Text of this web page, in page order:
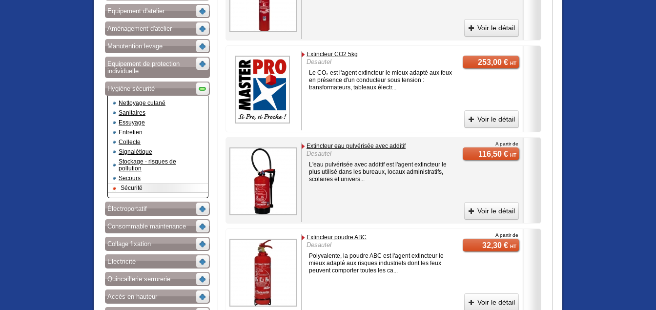
Equipement d'atelier
Aménagement d'atelier
Manutention levage
Equipement de protection
individuelle
Hygiène sécurité
Nettoyage cutané
Sanitaires
Essuyage
Entretien
Collecte
Signalétique
Stockage - risques de
pollution
Secours
Sécurité
Électroportatif
Consommable maintenance
Collage fixation
Electricité
Quincaillerie serrurerie
Accès en hauteur
Voir le détail
Extincteur CO2 5kg
Desautel
Le CO₂ est l'agent extincteur le mieux adapté aux feux
en présence d'un conducteur sous tension :
transformateurs, tableaux électr...
253,00 €HT
Voir le détail
Extincteur eau pulvérisée avec additif
Desautel
L'eau pulvérisée avec additif est l'agent extincteur le
plus utilisé dans les bureaux, locaux administratifs,
scolaires et univers...
A partir de
116,50 €HT
Voir le détail
Extincteur poudre ABC
Desautel
Polyvalente, la poudre ABC est l'agent extincteur le
mieux adapté aux risques industriels dont les feux
peuvent comporter toutes les ca...
A partir de
32,30 €HT
Voir le détail